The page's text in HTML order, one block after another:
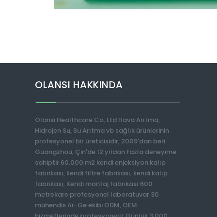
OLANSI HAKKINDA
Olansi Healthcare Co, Ltd Hava Arıtma,
Hidrojen Su, Su Arıtma vb sağlık ürünlerinin
profesyonel bir üreticisidir, 2009'dan beri
Guangzhou, Çin'de 12 yıldan fazla deneyime
sahiptir.60.000 m2 kendi enjeksiyon kalıp
fabrikası, kendi filtre fabrikası, kendi kalıp
fabrikası, Kendi montaj fabrikası 600
metrekare profesyonel laboratuvar 30
mühendis Ar-Ge ekibi ODM, OEM